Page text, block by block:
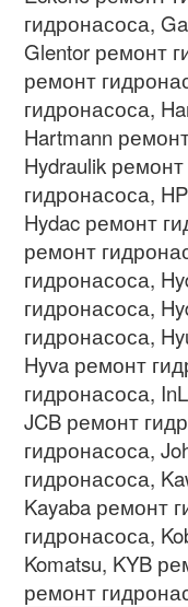
гидронасоса,
Glentor ремонт
ремонт
гидронасоса,
Hartmann
Hydraulik ремонт
гидронасоса,
Hydac ремонт
ремонт
гидронасоса,
гидронасоса,
гидронасоса,
Hyva ремонт
гидронасоса,
JCB ремонт
гидронасоса,
гидронасоса,
Kayaba ремонт
гидронасоса,
Komatsu, KYB
ремонт